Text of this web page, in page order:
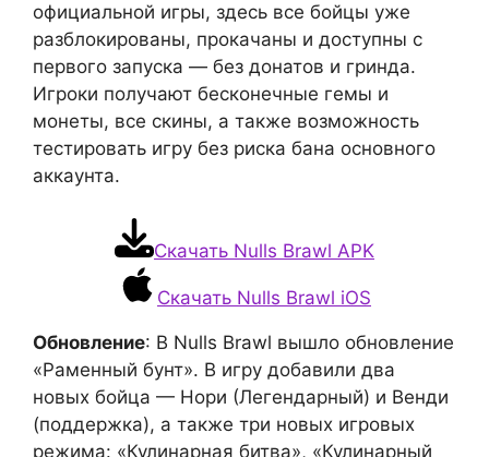
официальной игры, здесь все бойцы уже
разблокированы, прокачаны и доступны с
первого запуска — без донатов и гринда.
Игроки получают бесконечные гемы и
монеты, все скины, а также возможность
тестировать игру без риска бана основного
аккаунта.
Скачать Nulls Brawl APK
Скачать Nulls Brawl iOS
Обновление: В Nulls Brawl вышло обновление
«Раменный бунт». В игру добавили два
новых бойца — Нори (Легендарный) и Венди
(поддержка), а также три новых игровых
режима: «Кулинарная битва», «Кулинарный